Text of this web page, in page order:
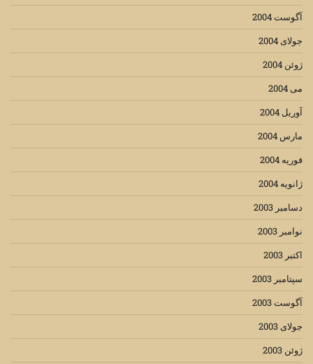
آگوست 2004
جولای 2004
ژوئن 2004
می 2004
آوریل 2004
مارس 2004
فوریه 2004
ژانویه 2004
دسامبر 2003
نوامبر 2003
اکتبر 2003
سپتامبر 2003
آگوست 2003
جولای 2003
ژوئن 2003